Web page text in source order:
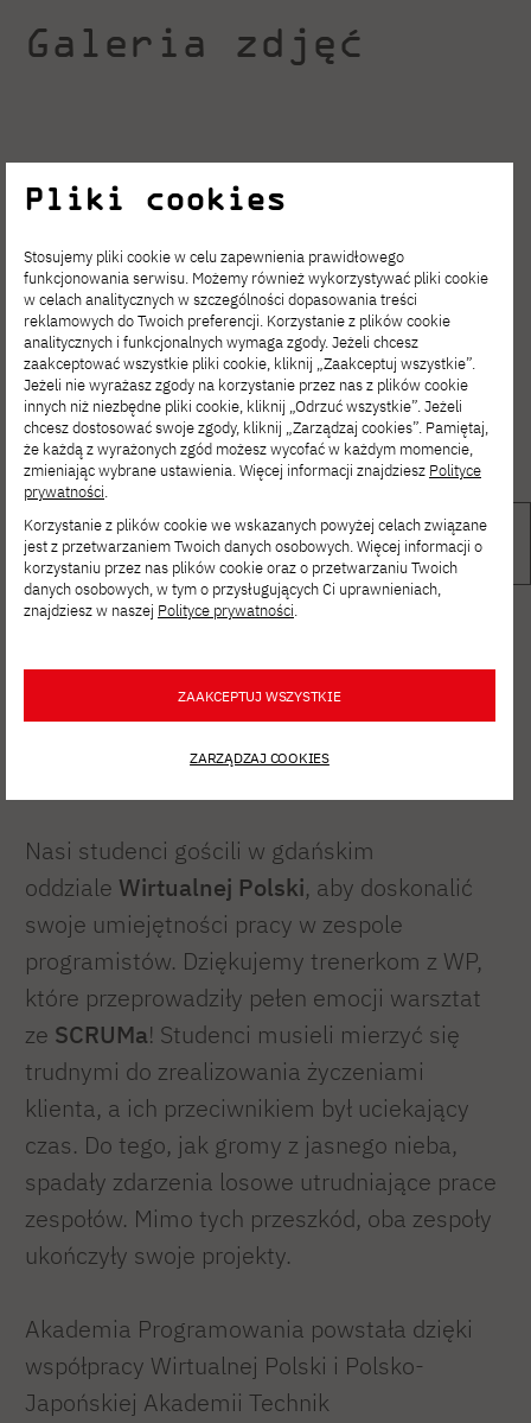
Galeria zdjęć
Warsztaty
Nasi studenci gościli w gdańskim
oddziale Wirtualnej Polski, aby doskonalić
swoje umiejętności pracy w zespole
programistów. Dziękujemy trenerkom z WP,
które przeprowadziły pełen emocji warsztat
ze SCRUMa! Studenci musieli mierzyć się
trudnymi do zrealizowania życzeniami
klienta, a ich przeciwnikiem był uciekający
czas. Do tego, jak gromy z jasnego nieba,
spadały zdarzenia losowe utrudniające prace
zespołów. Mimo tych przeszkód, oba zespoły
ukończyły swoje projekty.
Akademia Programowania powstała dzięki
współpracy Wirtualnej Polski i Polsko-
Japońskiej Akademii Technik
Pliki cookies
Stosujemy pliki cookie w celu zapewnienia prawidłowego
funkcjonowania serwisu. Możemy również wykorzystywać pliki cookie
w celach analitycznych w szczególności dopasowania treści
reklamowych do Twoich preferencji. Korzystanie z plików cookie
analitycznych i funkcjonalnych wymaga zgody. Jeżeli chcesz
zaakceptować wszystkie pliki cookie, kliknij „Zaakceptuj wszystkie”.
Jeżeli nie wyrażasz zgody na korzystanie przez nas z plików cookie
innych niż niezbędne pliki cookie, kliknij „Odrzuć wszystkie”. Jeżeli
chcesz dostosować swoje zgody, kliknij „Zarządzaj cookies”. Pamiętaj,
że każdą z wyrażonych zgód możesz wycofać w każdym momencie,
zmieniając wybrane ustawienia. Więcej informacji znajdziesz Polityce
prywatności.
Korzystanie z plików cookie we wskazanych powyżej celach związane
jest z przetwarzaniem Twoich danych osobowych. Więcej informacji o
korzystaniu przez nas plików cookie oraz o przetwarzaniu Twoich
danych osobowych, w tym o przysługujących Ci uprawnieniach,
znajdziesz w naszej Polityce prywatności.
ZAAKCEPTUJ WSZYSTKIE
ZARZĄDZAJ COOKIES